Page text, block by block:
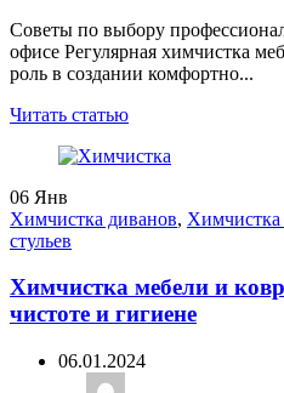
Советы по выбору
офисе Регулярная химчистка
роль в создании комфортно...
Читать статью
06 Янв
Химчистка диванов, Химчистка
стульев
Химчистка мебели и
чистоте и гигиене
06.01.2024